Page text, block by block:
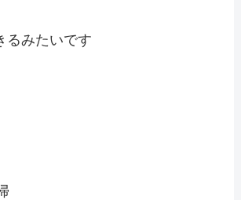
るみたいです